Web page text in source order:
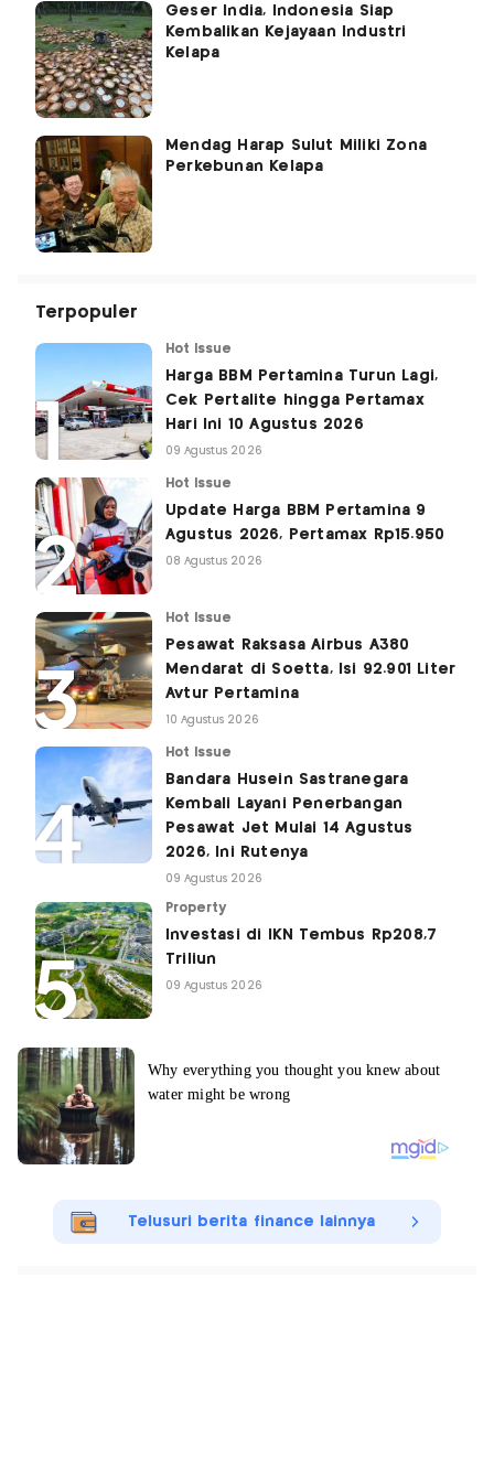
Geser India, Indonesia Siap
Kembalikan Kejayaan Industri
Kelapa
Mendag Harap Sulut Miliki Zona
Perkebunan Kelapa
Terpopuler
Hot Issue
Harga BBM Pertamina Turun Lagi,
Cek Pertalite hingga Pertamax
Hari Ini 10 Agustus 2026
09 Agustus 2026
Hot Issue
Update Harga BBM Pertamina 9
Agustus 2026, Pertamax Rp15.950
08 Agustus 2026
Hot Issue
Pesawat Raksasa Airbus A380
Mendarat di Soetta, Isi 92.901 Liter
Avtur Pertamina
10 Agustus 2026
Hot Issue
Bandara Husein Sastranegara
Kembali Layani Penerbangan
Pesawat Jet Mulai 14 Agustus
2026, Ini Rutenya
09 Agustus 2026
Property
Investasi di IKN Tembus Rp208,7
Triliun
09 Agustus 2026
Telusuri berita finance lainnya